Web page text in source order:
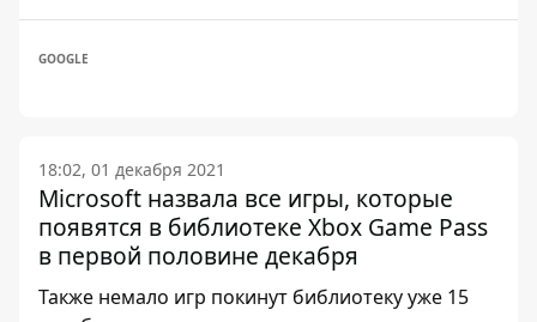
GOOGLE
18:02, 01 декабря 2021
Microsoft назвала все игры, которые
появятся в библиотеке Xbox Game Pass
в первой половине декабря
Также немало игр покинут библиотеку уже 15